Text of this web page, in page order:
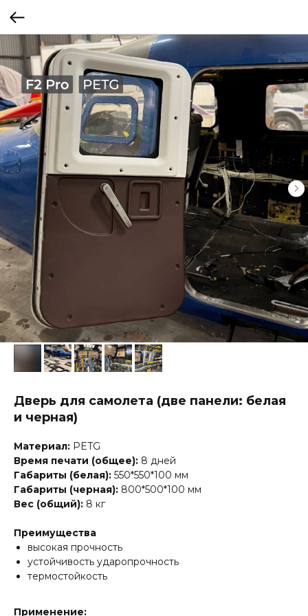
Дверь для самолета (две панели: белая
и черная)
Материал: PETG
Время печати (общее): 8 дней
Габариты (белая): 550*550*100 мм
Габариты (черная): 800*500*100 мм
Вес (общий): 8 кг
Преимущества
высокая прочность
устойчивость ударопрочность
термостойкость
Применение: